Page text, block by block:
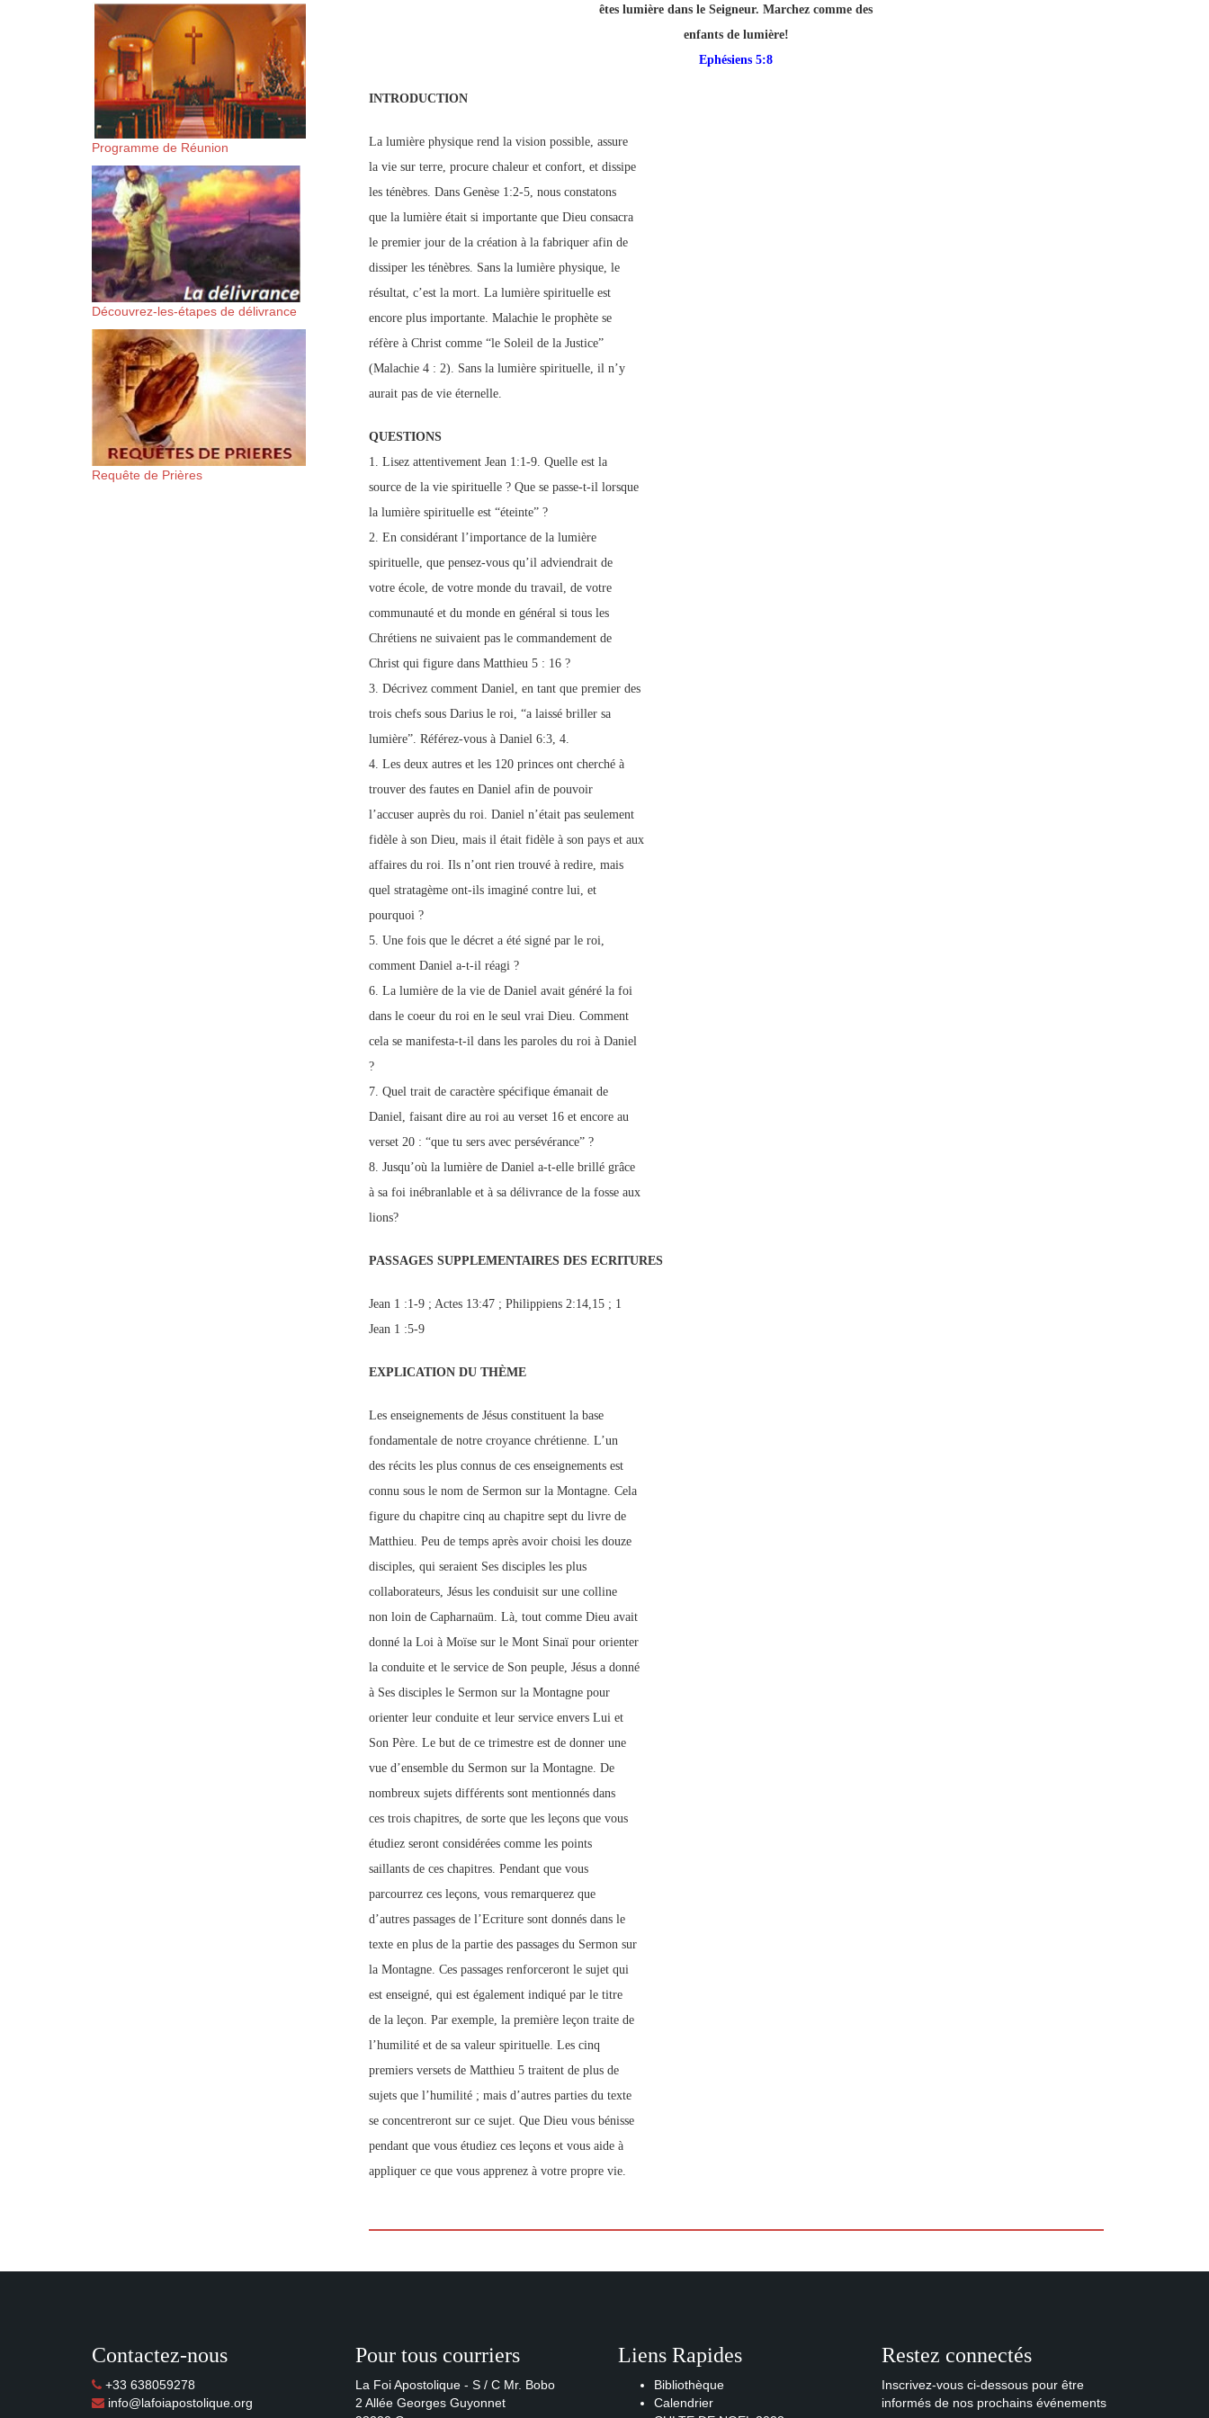
suis-sans-rien-a-moi.mp3 http://www.lafoiapostolique.org/wp-
content/uploads/2018/06/Es-tu-lasse-rempli-de-tritesse.mp3
Programme de Réunion
Découvrez-les-étapes de délivrance
Requête de Prières
êtes lumière dans le Seigneur. Marchez comme des
enfants de lumière!
Ephésiens 5:8
INTRODUCTION
La lumière physique rend la vision possible, assure
la vie sur terre, procure chaleur et confort, et dissipe
les ténèbres. Dans Genèse 1:2-5, nous constatons
que la lumière était si importante que Dieu consacra
le premier jour de la création à la fabriquer afin de
dissiper les ténèbres. Sans la lumière physique, le
résultat, c’est la mort. La lumière spirituelle est
encore plus importante. Malachie le prophète se
réfère à Christ comme “le Soleil de la Justice”
(Malachie 4 : 2). Sans la lumière spirituelle, il n’y
aurait pas de vie éternelle.
QUESTIONS
1. Lisez attentivement Jean 1:1-9. Quelle est la
source de la vie spirituelle ? Que se passe-t-il lorsque
la lumière spirituelle est “éteinte” ?
2. En considérant l’importance de la lumière
spirituelle, que pensez-vous qu’il adviendrait de
votre école, de votre monde du travail, de votre
communauté et du monde en général si tous les
Chrétiens ne suivaient pas le commandement de
Christ qui figure dans Matthieu 5 : 16 ?
3. Décrivez comment Daniel, en tant que premier des
trois chefs sous Darius le roi, “a laissé briller sa
lumière”. Référez-vous à Daniel 6:3, 4.
4. Les deux autres et les 120 princes ont cherché à
trouver des fautes en Daniel afin de pouvoir
l’accuser auprès du roi. Daniel n’était pas seulement
fidèle à son Dieu, mais il était fidèle à son pays et aux
affaires du roi. Ils n’ont rien trouvé à redire, mais
quel stratagème ont-ils imaginé contre lui, et
pourquoi ?
5. Une fois que le décret a été signé par le roi,
comment Daniel a-t-il réagi ?
6. La lumière de la vie de Daniel avait généré la foi
dans le coeur du roi en le seul vrai Dieu. Comment
cela se manifesta-t-il dans les paroles du roi à Daniel
?
7. Quel trait de caractère spécifique émanait de
Daniel, faisant dire au roi au verset 16 et encore au
verset 20 : “que tu sers avec persévérance” ?
8. Jusqu’où la lumière de Daniel a-t-elle brillé grâce
à sa foi inébranlable et à sa délivrance de la fosse aux
lions?
PASSAGES SUPPLEMENTAIRES DES ECRITURES
Jean 1 :1-9 ; Actes 13:47 ; Philippiens 2:14,15 ; 1
Jean 1 :5-9
EXPLICATION DU THÈME
Les enseignements de Jésus constituent la base
fondamentale de notre croyance chrétienne. L’un
des récits les plus connus de ces enseignements est
connu sous le nom de Sermon sur la Montagne. Cela
figure du chapitre cinq au chapitre sept du livre de
Matthieu. Peu de temps après avoir choisi les douze
disciples, qui seraient Ses disciples les plus
collaborateurs, Jésus les conduisit sur une colline
non loin de Capharnaüm. Là, tout comme Dieu avait
donné la Loi à Moïse sur le Mont Sinaï pour orienter
la conduite et le service de Son peuple, Jésus a donné
à Ses disciples le Sermon sur la Montagne pour
orienter leur conduite et leur service envers Lui et
Son Père. Le but de ce trimestre est de donner une
vue d’ensemble du Sermon sur la Montagne. De
nombreux sujets différents sont mentionnés dans
ces trois chapitres, de sorte que les leçons que vous
étudiez seront considérées comme les points
saillants de ces chapitres. Pendant que vous
parcourrez ces leçons, vous remarquerez que
d’autres passages de l’Ecriture sont donnés dans le
texte en plus de la partie des passages du Sermon sur
la Montagne. Ces passages renforceront le sujet qui
est enseigné, qui est également indiqué par le titre
de la leçon. Par exemple, la première leçon traite de
l’humilité et de sa valeur spirituelle. Les cinq
premiers versets de Matthieu 5 traitent de plus de
sujets que l’humilité ; mais d’autres parties du texte
se concentreront sur ce sujet. Que Dieu vous bénisse
pendant que vous étudiez ces leçons et vous aide à
appliquer ce que vous apprenez à votre propre vie.
Contactez-nous
+33 638059278
info@lafoiapostolique.org
Pour tous courriers
La Foi Apostolique - S / C Mr. Bobo
2 Allée Georges Guyonnet
Liens Rapides
Bibliothèque
Calendrier
Restez connectés
Inscrivez-vous ci-dessous pour être
informés de nos prochains événements